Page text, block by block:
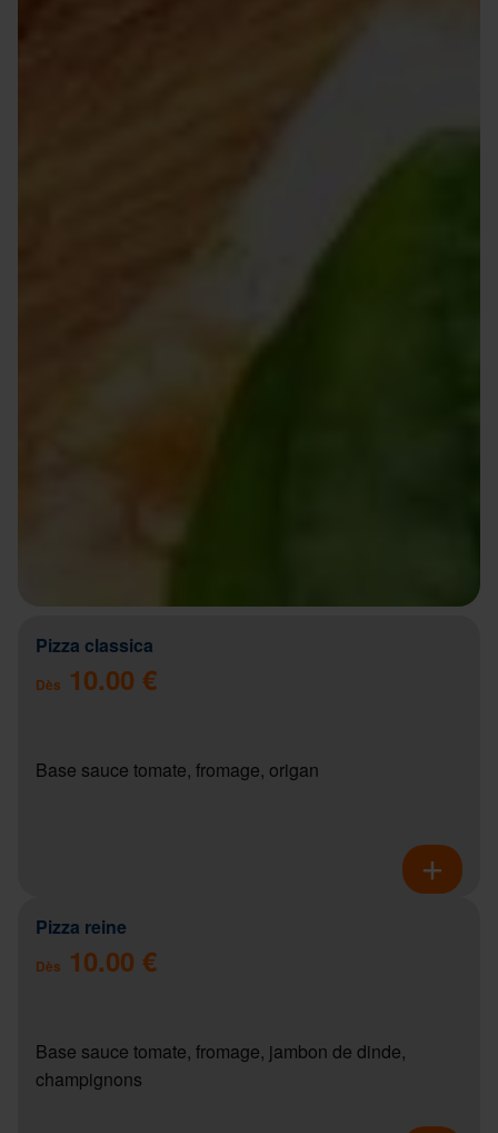
Pizza classica
Dès 10.00 €
Base sauce tomate, fromage, origan
Pizza reine
Dès 10.00 €
Base sauce tomate, fromage, jambon de dinde,
champignons